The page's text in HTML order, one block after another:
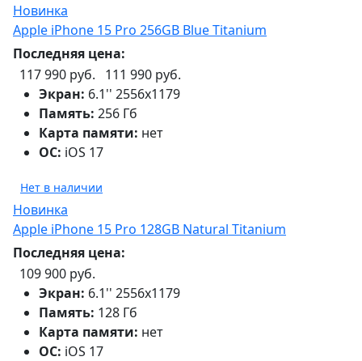
Новинка
Apple iPhone 15 Pro 256GB Blue Titanium
Последняя цена:
117 990 руб.
111 990 руб.
Экран: 6.1'' 2556x1179
Память: 256 Гб
Карта памяти: нет
ОС: iOS 17
Нет в наличии
Новинка
Apple iPhone 15 Pro 128GB Natural Titanium
Последняя цена:
109 900 руб.
Экран: 6.1'' 2556x1179
Память: 128 Гб
Карта памяти: нет
ОС: iOS 17